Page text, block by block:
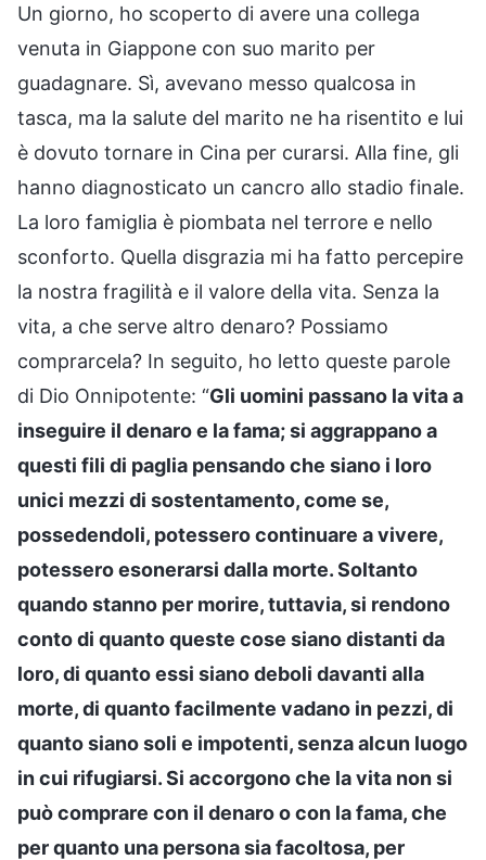
Un giorno, ho scoperto di avere una collega
venuta in Giappone con suo marito per
guadagnare. Sì, avevano messo qualcosa in
tasca, ma la salute del marito ne ha risentito e lui
è dovuto tornare in Cina per curarsi. Alla fine, gli
hanno diagnosticato un cancro allo stadio finale.
La loro famiglia è piombata nel terrore e nello
sconforto. Quella disgrazia mi ha fatto percepire
la nostra fragilità e il valore della vita. Senza la
vita, a che serve altro denaro? Possiamo
comprarcela? In seguito, ho letto queste parole
di Dio Onnipotente: “Gli uomini passano la vita a
inseguire il denaro e la fama; si aggrappano a
questi fili di paglia pensando che siano i loro
unici mezzi di sostentamento, come se,
possedendoli, potessero continuare a vivere,
potessero esonerarsi dalla morte. Soltanto
quando stanno per morire, tuttavia, si rendono
conto di quanto queste cose siano distanti da
loro, di quanto essi siano deboli davanti alla
morte, di quanto facilmente vadano in pezzi, di
quanto siano soli e impotenti, senza alcun luogo
in cui rifugiarsi. Si accorgono che la vita non si
può comprare con il denaro o con la fama, che
per quanto una persona sia facoltosa, per